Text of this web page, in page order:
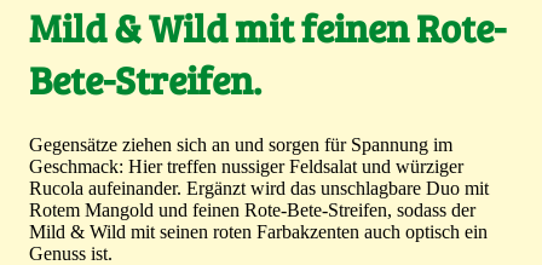
Mild & Wild mit feinen Rote-
Bete-Streifen.
Gegensätze ziehen sich an und sorgen für Spannung im
Geschmack: Hier treffen nussiger Feldsalat und würziger
Rucola aufeinander. Ergänzt wird das unschlagbare Duo mit
Rotem Mangold und feinen Rote-Bete-Streifen, sodass der
Mild & Wild mit seinen roten Farbakzenten auch optisch ein
Genuss ist.